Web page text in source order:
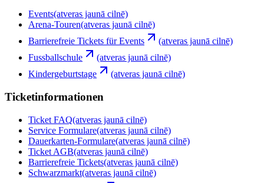
Events(atveras jaunā cilnē)
Arena-Touren(atveras jaunā cilnē)
Barrierefreie Tickets für Events
(atveras jaunā cilnē)
Fussballschule
(atveras jaunā cilnē)
Kindergeburtstage
(atveras jaunā cilnē)
Ticketinformationen
Ticket FAQ(atveras jaunā cilnē)
Service Formulare(atveras jaunā cilnē)
Dauerkarten-Formulare(atveras jaunā cilnē)
Ticket AGB(atveras jaunā cilnē)
Barrierefreie Tickets(atveras jaunā cilnē)
Schwarzmarkt(atveras jaunā cilnē)